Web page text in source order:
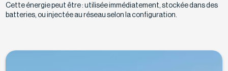
Cette énergie peut être : utilisée immédiatement, stockée dans des
batteries, ou injectée au réseau selon la configuration.